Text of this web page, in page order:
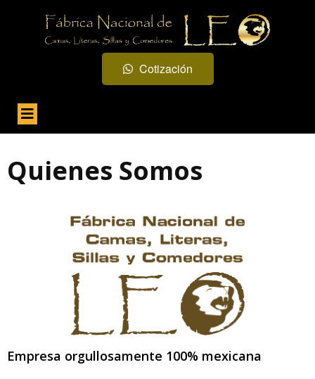
Cotización
Quienes Somos
Empresa orgullosamente 100% mexicana